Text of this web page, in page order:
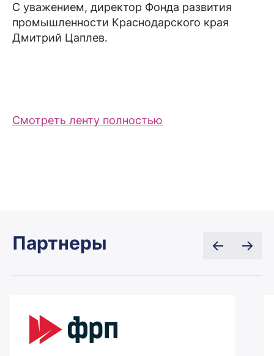
С уважением, директор Фонда развития
промышленности Краснодарского края
Дмитрий Цаплев.
Смотреть ленту полностью
Партнеры